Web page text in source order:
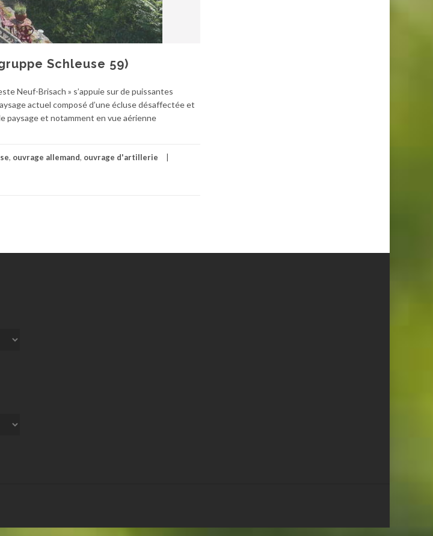
Schleuse 59)
Neuf-Brisach » s’appuie sur de puissantes
actuel composé d’une écluse désaffectée et
paysage et notamment en vue aérienne
, ouvrage allemand, ouvrage d'artillerie